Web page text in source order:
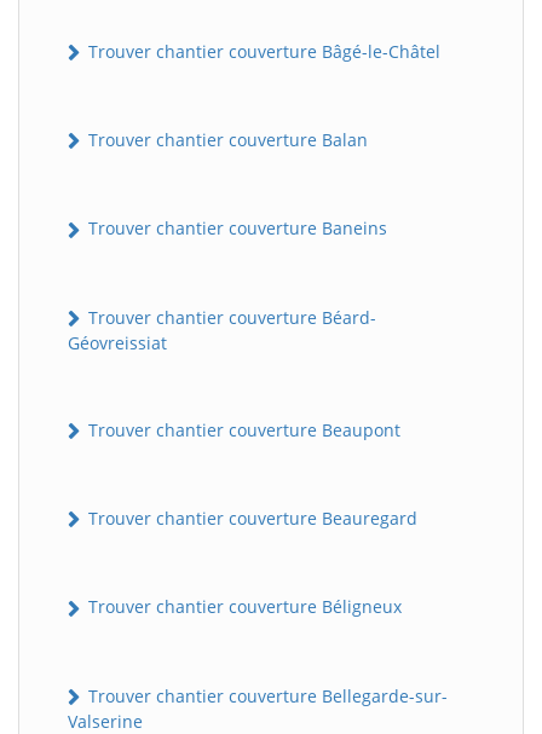
Trouver chantier couverture Bâgé-le-Châtel
Trouver chantier couverture Balan
Trouver chantier couverture Baneins
Trouver chantier couverture Béard-
Géovreissiat
Trouver chantier couverture Beaupont
Trouver chantier couverture Beauregard
Trouver chantier couverture Béligneux
Trouver chantier couverture Bellegarde-sur-
Valserine